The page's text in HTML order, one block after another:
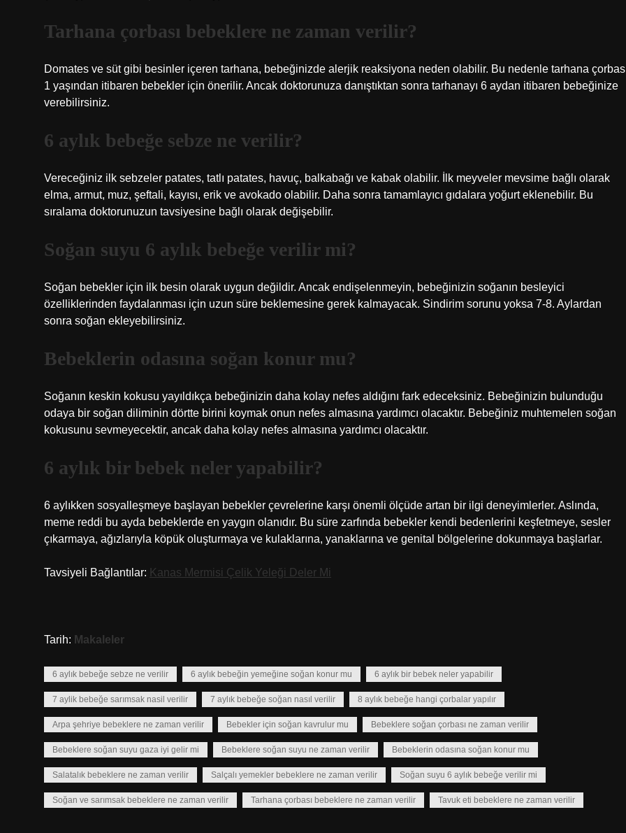
Tarhana çorbası bebeklere ne zaman verilir?
Domates ve süt gibi besinler içeren tarhana, bebeğinizde alerjik reaksiyona neden olabilir. Bu nedenle tarhana
1 yaşından itibaren bebekler için önerilir. Ancak doktorunuza danıştıktan sonra tarhanayı 6 aydan itibaren bebeğinize
verebilirsiniz.
6 aylık bebeğe sebze ne verilir?
Vereceğiniz ilk sebzeler patates, tatlı patates, havuç, balkabağı ve kabak olabilir. İlk meyveler mevsime bağlı olarak
elma, armut, muz, şeftali, kayısı, erik ve avokado olabilir. Daha sonra tamamlayıcı gıdalara yoğurt eklenebilir. Bu
sıralama doktorunuzun tavsiyesine bağlı olarak değişebilir.
Soğan suyu 6 aylık bebeğe verilir mi?
Soğan bebekler için ilk besin olarak uygun değildir. Ancak endişelenmeyin, bebeğinizin soğanın besleyici
özelliklerinden faydalanması için uzun süre beklemesine gerek kalmayacak. Sindirim sorunu yoksa 7-8. Aylardan
sonra soğan ekleyebilirsiniz.
Bebeklerin odasına soğan konur mu?
Soğanın keskin kokusu yayıldıkça bebeğinizin daha kolay nefes aldığını fark edeceksiniz. Bebeğinizin bulunduğu
odaya bir soğan diliminin dörtte birini koymak onun nefes almasına yardımcı olacaktır. Bebeğiniz muhtemelen soğan
kokusunu sevmeyecektir, ancak daha kolay nefes almasına yardımcı olacaktır.
6 aylık bir bebek neler yapabilir?
6 aylıkken sosyalleşmeye başlayan bebekler çevrelerine karşı önemli ölçüde artan bir ilgi deneyimlerler. Aslında,
meme reddi bu ayda bebeklerde en yaygın olanıdır. Bu süre zarfında bebekler kendi bedenlerini keşfetmeye, sesler
çıkarmaya, ağızlarıyla köpük oluşturmaya ve kulaklarına, yanaklarına ve genital bölgelerine dokunmaya başlarlar.
Tavsiyeli Bağlantılar: Kanas Mermisi Çelik Yeleği Deler Mi
Tarih: Makaleler
6 aylık bebeğe sebze ne verilir 6 aylık bebeğin yemeğine soğan konur mu 6 aylık bir bebek neler yapabilir
7 aylik bebeğe sarımsak nasil verilir 7 aylık bebeğe soğan nasıl verilir 8 aylık bebeğe hangi çorbalar yapılır
Arpa şehriye bebeklere ne zaman verilir Bebekler için soğan kavrulur mu Bebeklere soğan çorbası ne zaman verilir
Bebeklere soğan suyu gaza iyi gelir mi Bebeklere soğan suyu ne zaman verilir Bebeklerin odasına soğan konur mu
Salatalık bebeklere ne zaman verilir Salçalı yemekler bebeklere ne zaman verilir Soğan suyu 6 aylık bebeğe verilir mi
Soğan ve sarımsak bebeklere ne zaman verilir Tarhana çorbası bebeklere ne zaman verilir Tavuk eti bebeklere ne zaman verilir